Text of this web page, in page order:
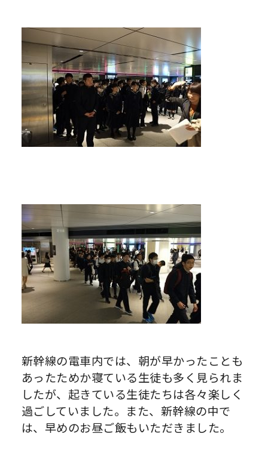
新幹線の電車内では、朝が早かったことも
あったためか寝ている生徒も多く見られま
したが、起きている生徒たちは各々楽しく
過ごしていました。また、新幹線の中で
は、早めのお昼ご飯もいただきました。